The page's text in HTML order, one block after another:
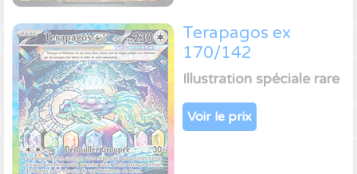
Terapagos ex
170/142
Illustration spéciale rare
Voir le prix